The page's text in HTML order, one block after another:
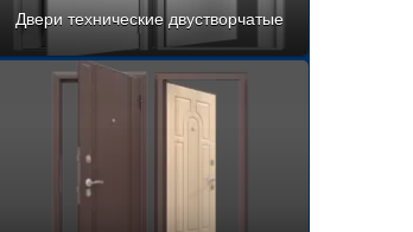
Двери технические двустворчатые